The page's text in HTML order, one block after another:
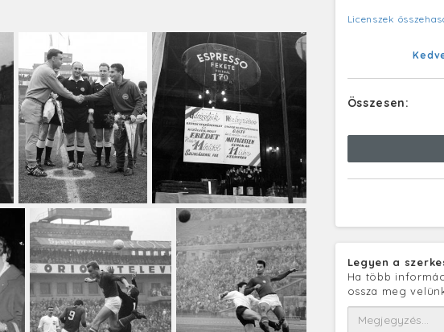
Licenszek
Összesen:
Legyen a
Ha több
ossza meg